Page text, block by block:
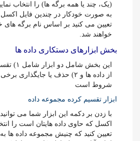
(یک، چند یا همه برگه ها) را انتخاب
به صورت خودکار در چندین فایل
تعیین می کنید بر اساس نام برگه های
خواهند شد.
بخش ابزارهای دستکاری داده ها
این بخش
از داده ها و ۲) حذف یا
شروط است
ابزار تقسیم کرده مجموعه داده
با زدن بر دکمه این ابزار شما می
اکسل که حاوی داده هایتان است را
تعیین کنید که چنیش مجموعه داده